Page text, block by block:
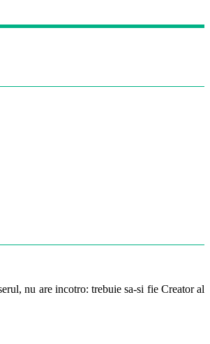
nu are incotro: trebuie sa-si fie Creator al